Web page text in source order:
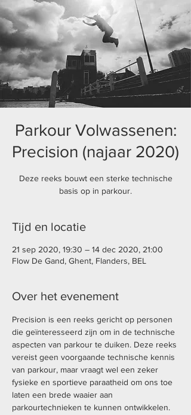
Parkour Volwassenen:
Precision (najaar 2020)
Deze reeks bouwt een sterke technische
basis op in parkour.
Tijd en locatie
21 sep 2020, 19:30 – 14 dec 2020, 21:00
Flow De Gand, Ghent, Flanders, BEL
Over het evenement
Precision is een reeks gericht op personen
die geïnteresseerd zijn om in de technische
aspecten van parkour te duiken. Deze reeks
vereist geen voorgaande technische kennis
van parkour, maar vraagt wel een zeker
fysieke en sportieve paraatheid om ons toe
laten een brede waaier aan
parkourtechnieken te kunnen ontwikkelen.